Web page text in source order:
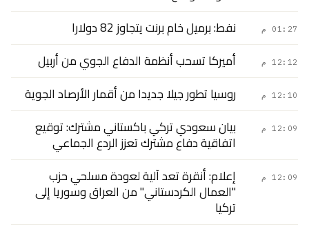
01:27 م نفط: برميل خام برنت يتجاوز 82 دولارا
12:12 م أميركا تسحب أنظمة الدفاع الجوي من أربيل
12:10 م روسيا تطور جيلا جديدا من أقمار الأرصاد الجوية
12:09 م بيان سعودي تركي باكستاني مشترك: توقيع
اتفاقية دفاع مشترك تعزز الردع الجماعي
12:09 م إعلام: أنقرة تعد آلية لعودة مسلحي حزب
"العمال الكردستاني" من العراق وسوريا إلى
تركيا